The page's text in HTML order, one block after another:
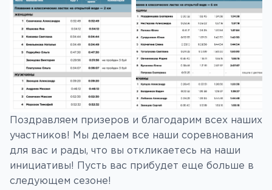
Поздравляем призеров и благодарим всех наших
участников! Мы делаем все наши соревнования
для вас и рады, что вы откликаетесь на наши
инициативы! Пусть вас прибудет еще больше в
следующем сезоне!